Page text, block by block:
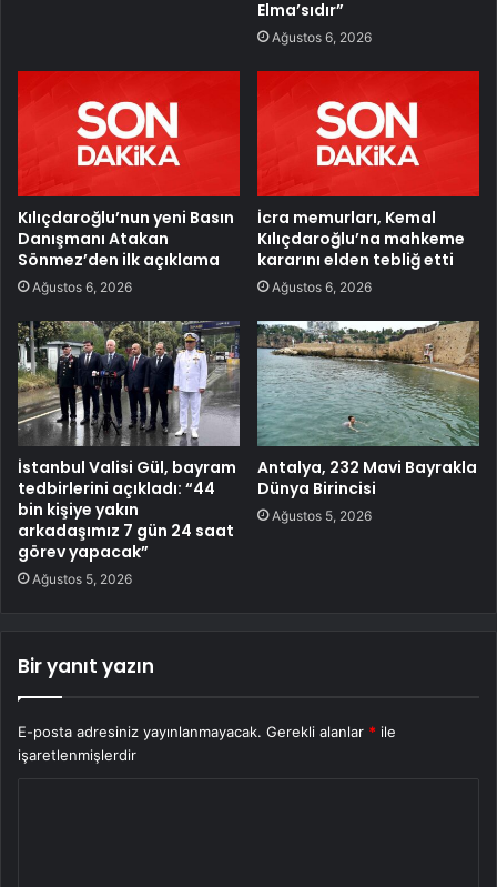
Elma’sıdır”
Ağustos 6, 2026
Kılıçdaroğlu’nun yeni Basın
Danışmanı Atakan
Sönmez’den ilk açıklama
Ağustos 6, 2026
İcra memurları, Kemal
Kılıçdaroğlu’na mahkeme
kararını elden tebliğ etti
Ağustos 6, 2026
İstanbul Valisi Gül, bayram
tedbirlerini açıkladı: “44
bin kişiye yakın
arkadaşımız 7 gün 24 saat
görev yapacak”
Ağustos 5, 2026
Antalya, 232 Mavi Bayrakla
Dünya Birincisi
Ağustos 5, 2026
Bir yanıt yazın
E-posta adresiniz yayınlanmayacak. Gerekli alanlar * ile
işaretlenmişlerdir